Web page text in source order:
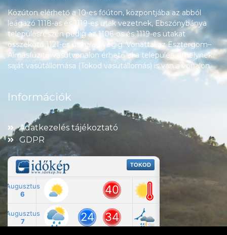
Közúton elérhető a 10-es főúton, központjába az abból
leágazó 1118-as és 1119-es utak vezetnek, Ebszőnybánya
településrészén pedig az 1106-os és 1119-es utakat
összekötő 1121-es út halad végig. Vonattal az Esztergom–
Almásfüzitő-vasútvonalon érhető el a település, amelynek
saját vasútállomása (Tokod vasútállomás) is van a vonalon.
Információk
Adatkezelés tájékoztató
GDPR